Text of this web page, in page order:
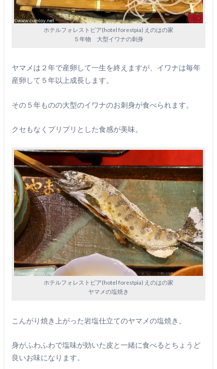
ホテルフォレストピア(hotel forestpia) えのはの家
５年物 大型イワナの刺身
ヤマメは２年で産卵して一生を終えますが、イワナは毎年
産卵して５年以上成長します。
その５年ものの大型のイワナのお刺身が食べられます。
クセもなくプリプリとした食感が美味。
ホテルフォレストピア(hotel forestpia) えのはの家
ヤマメの塩焼き
こんがり焼き上がった岩塩仕立てのヤマメの塩焼き。
身がふわふわで塩味が効いた皮と一緒に食べるとちょうど
良いお味になります。